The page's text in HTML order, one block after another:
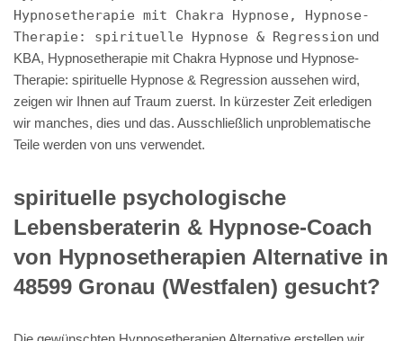
Hypnosetherapie mit Chakra Hypnose, Hypnose-
Therapie: spirituelle Hypnose & Regression und
KBA, Hypnosetherapie mit Chakra Hypnose und Hypnose-
Therapie: spirituelle Hypnose & Regression aussehen wird,
zeigen wir Ihnen auf Traum zuerst. In kürzester Zeit erledigen
wir manches, dies und das. Ausschließlich unproblematische
Teile werden von uns verwendet.
spirituelle psychologische
Lebensberaterin & Hypnose-Coach
von Hypnosetherapien Alternative in
48599 Gronau (Westfalen) gesucht?